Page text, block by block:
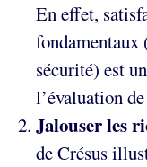
En effet,
fondamentaux
sécurité) est
l’évaluation
Jalouser les
de Crésus